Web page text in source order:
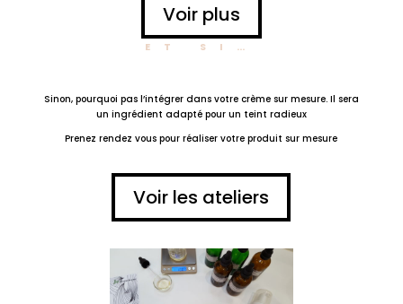
Voir plus
ET SI…
Sinon, pourquoi pas l’intégrer dans votre crème sur mesure. Il sera
un ingrédient adapté pour un teint radieux
Prenez rendez vous pour réaliser votre produit sur mesure
Voir les ateliers